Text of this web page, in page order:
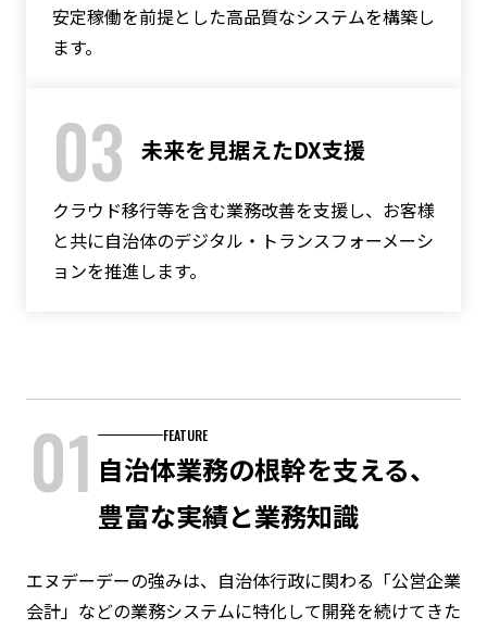
安定稼働を前提とした高品質なシステムを構築し
ます。
03 未来を見据えたDX支援
クラウド移行等を含む業務改善を支援し、お客様
と共に自治体のデジタル・トランスフォーメーシ
ョンを推進します。
01 FEATURE
自治体業務の根幹を支える、
豊富な実績と業務知識
エヌデーデーの強みは、自治体行政に関わる「公営企業
会計」などの業務システムに特化して開発を続けてきた